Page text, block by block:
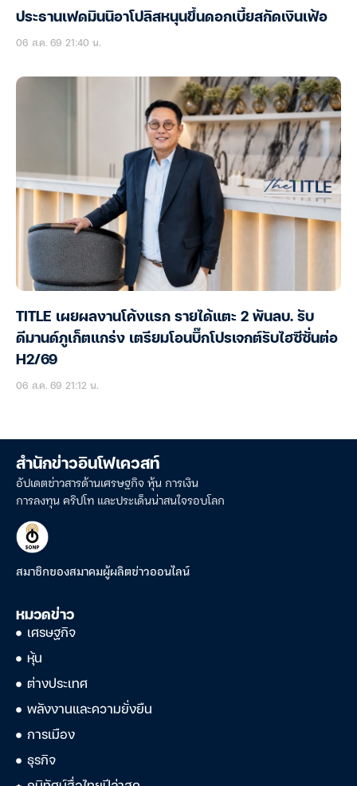
ประธานเฟดมินนิอาโปลิสหนุนขึ้นดอกเบี้ยสกัดเงินเฟ้อ
06 ส.ค. 69 21:40 น.
TITLE เผยผลงานโค้งแรก รายได้แตะ 2 พันลบ. รับ
ดีมานด์ภูเก็ตแกร่ง เตรียมโอนบิ๊กโปรเจกต์รับไฮซีซั่นต่อ
H2/69
06 ส.ค. 69 21:12 น.
สำนักข่าวอินโฟเควสท์
อัปเดตข่าวสารด้านเศรษฐกิจ หุ้น การเงิน
การลงทุน คริปโท และประเด็นน่าสนใจรอบโลก
สมาชิกของสมาคมผู้ผลิตข่าวออนไลน์
หมวดข่าว
เศรษฐกิจ
หุ้น
ต่างประเทศ
พลังงานและความยั่งยืน
การเมือง
ธุรกิจ